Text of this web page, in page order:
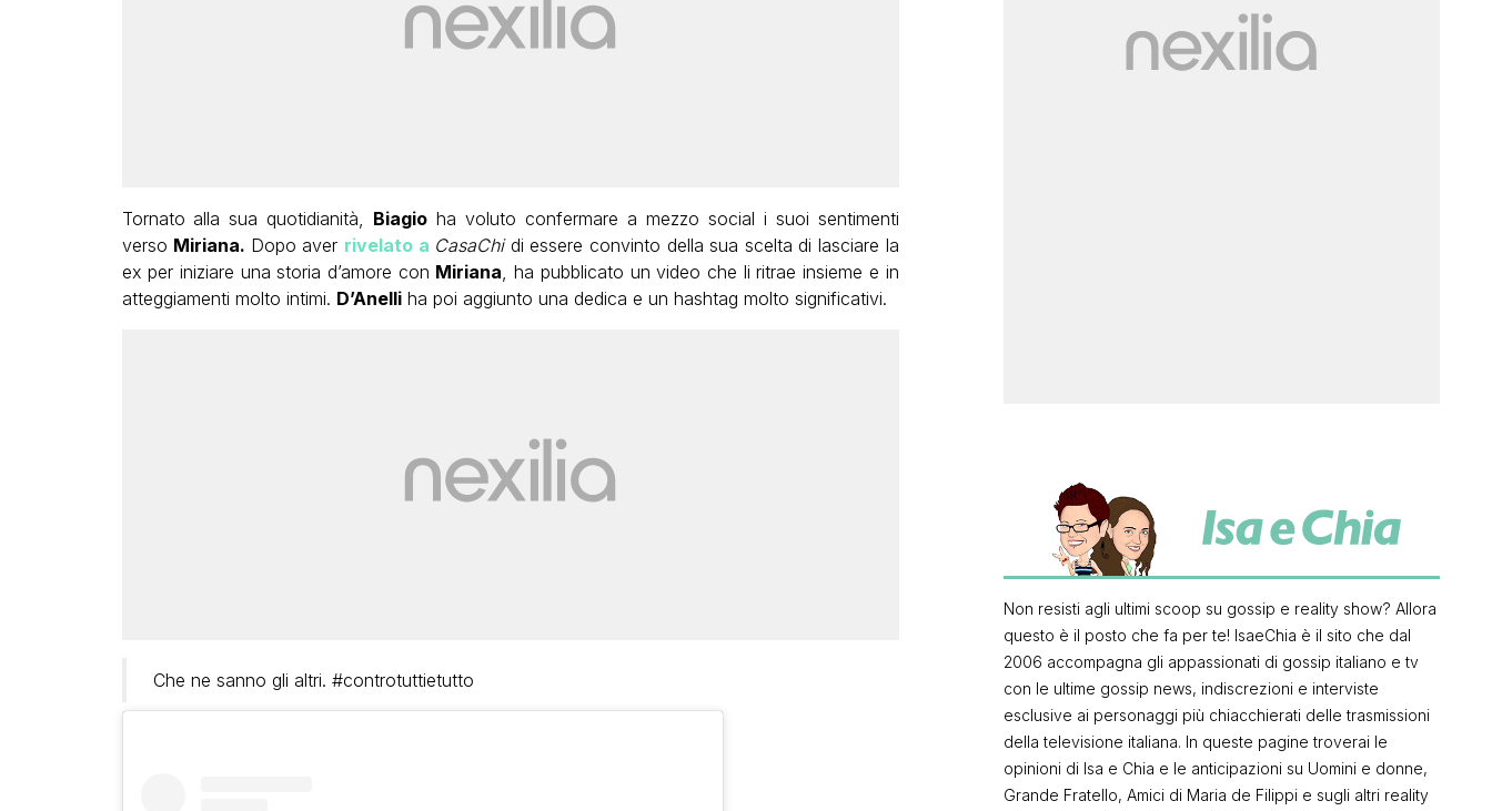
Tornato alla sua quotidianità, Biagio ha voluto confermare a mezzo social i suoi sentimenti
verso Miriana. Dopo aver rivelato a CasaChi di essere convinto della sua scelta di lasciare la
ex per iniziare una storia d’amore con Miriana , ha pubblicato un video che li ritrae insieme e in
atteggiamenti molto intimi. D’Anelliha poi aggiunto una dedica e un hashtag molto significativi.
Che ne sanno gli altri. #controtuttietutto
Non resisti agli ultimi scoop su gossip e reality show? Allora
questo è il posto che fa per te! IsaeChia è il sito che dal
2006 accompagna gli appassionati di gossip italiano e tv
con le ultime gossip news, indiscrezioni e interviste
esclusive ai personaggi più chiacchierati delle trasmissioni
della televisione italiana. In queste pagine troverai le
opinioni di Isa e Chia e le anticipazioni su Uomini e donne,
Grande Fratello, Amici di Maria de Filippi e sugli altri reality